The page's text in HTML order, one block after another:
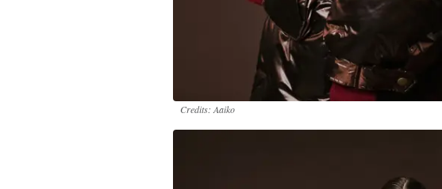
Credits: Aaiko